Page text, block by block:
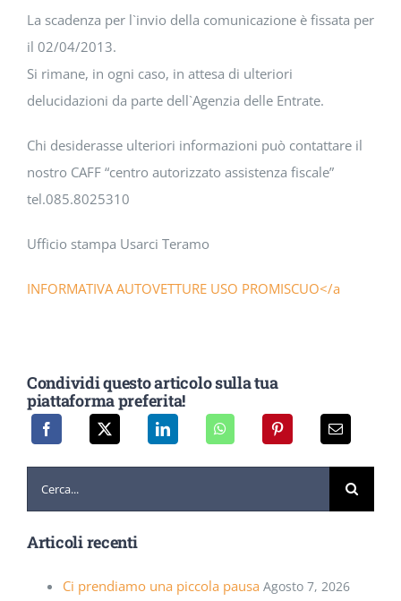
La scadenza per l`invio della comunicazione è fissata per
il 02/04/2013.
Si rimane, in ogni caso, in attesa di ulteriori
delucidazioni da parte dell`Agenzia delle Entrate.
Chi desiderasse ulteriori informazioni può contattare il
nostro CAFF “centro autorizzato assistenza fiscale”
tel.085.8025310
Ufficio stampa Usarci Teramo
INFORMATIVA AUTOVETTURE USO PROMISCUO</a
Condividi questo articolo sulla tua
piattaforma preferita!
per:
Articoli recenti
Ci prendiamo una piccola pausa Agosto 7, 2026